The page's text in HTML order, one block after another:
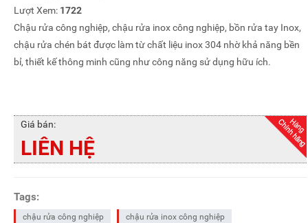
Lượt Xem: 1722
Chậu rửa công nghiệp, chậu rửa inox công nghiệp, bồn rửa tay Inox,
chậu rửa chén bát được làm từ chất liệu inox 304 nhờ khả năng bền
bỉ, thiết kế thông minh cũng như công năng sử dụng hữu ích.
Giá bán:
LIÊN HỆ
Tags:
chậu rửa công nghiệp
chậu rửa inox công nghiệp